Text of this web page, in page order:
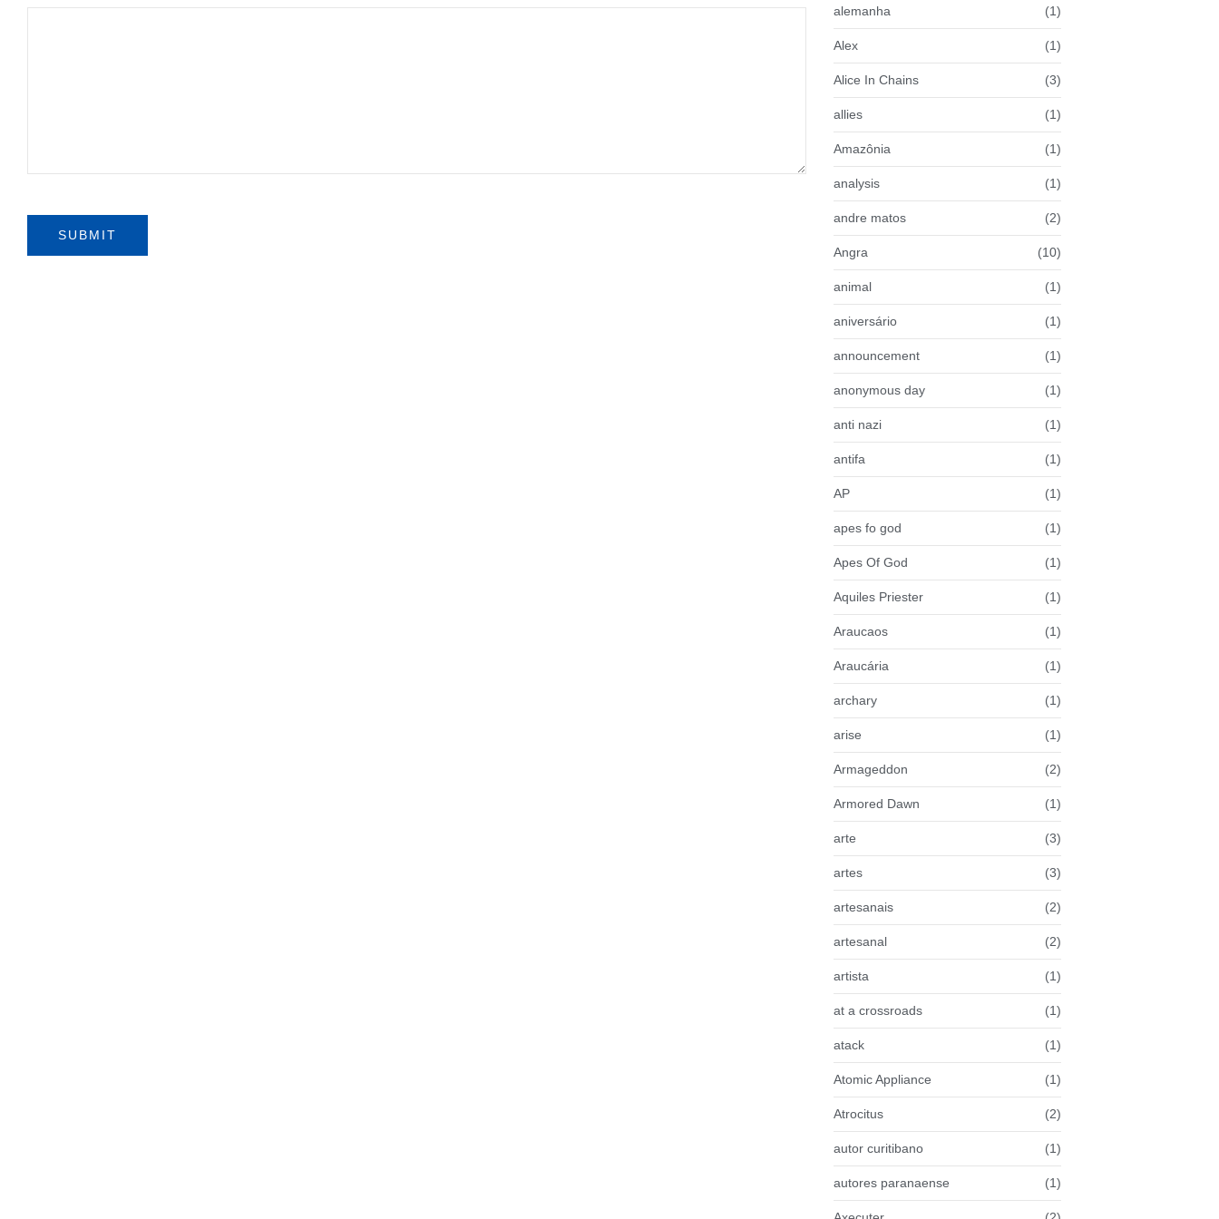
alemanha (1)
Alex (1)
Alice In Chains (3)
allies (1)
Amazônia (1)
analysis (1)
andre matos (2)
Angra (10)
animal (1)
aniversário (1)
announcement (1)
anonymous day (1)
anti nazi (1)
antifa (1)
AP (1)
apes fo god (1)
Apes Of God (1)
Aquiles Priester (1)
Araucaos (1)
Araucária (1)
archary (1)
arise (1)
Armageddon (2)
Armored Dawn (1)
arte (3)
artes (3)
artesanais (2)
artesanal (2)
artista (1)
at a crossroads (1)
atack (1)
Atomic Appliance (1)
Atrocitus (2)
autor curitibano (1)
autores paranaense (1)